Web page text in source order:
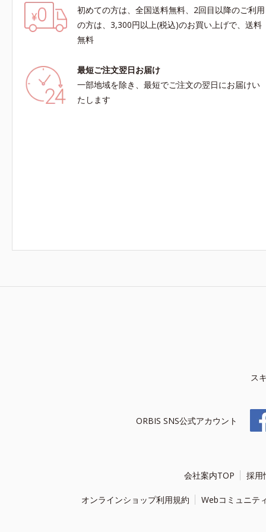
初めての方は、全国送料無料、2回目以降のご利用
の方は、3,300円以上(税込)のお買い上げで、送料
無料
最短ご注文翌日お届け
一部地域を除き、最短でご注文の翌日にお届けい
たします
ス
ORBIS SNS公式アカウント
会社案内TOP 採用
オンラインショップ利用規約 Webコミュニテ